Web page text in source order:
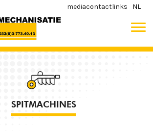
mediacontactlinks NL
SPITMACHINES